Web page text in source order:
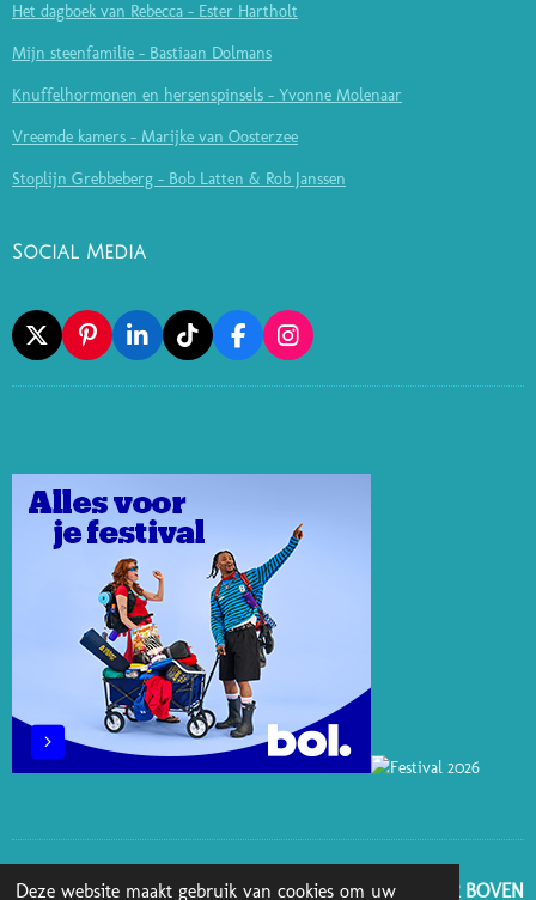
Deze website maakt gebruik van cookies om uw
Het dagboek van Rebecca - Ester Hartholt
Mijn steenfamilie - Bastiaan Dolmans
Knuffelhormonen en hersenspinsels - Yvonne Molenaar
Vreemde kamers - Marijke van Oosterzee
Stoplijn Grebbeberg - Bob Latten & Rob Janssen
Social Media
X
P
I
N
E
S
T
L
I
N
I
N
T
I
K
F
A
C
O
I
N
S
R
M
GA NAAR BOVEN